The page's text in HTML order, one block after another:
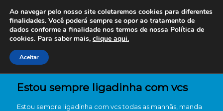
Estou sempre ligadinha com vcs
Estou sempre ligadinha com vcs todas as manhãs, manda
Ao navegar pelo nosso site coletaremos cookies para diferentes
finalidades. Você poderá sempre se opor ao tratamento de
dados conforme a finalidade nos termos de nossa Política de
cookies. Para saber mais, clique aqui.
Aceitar